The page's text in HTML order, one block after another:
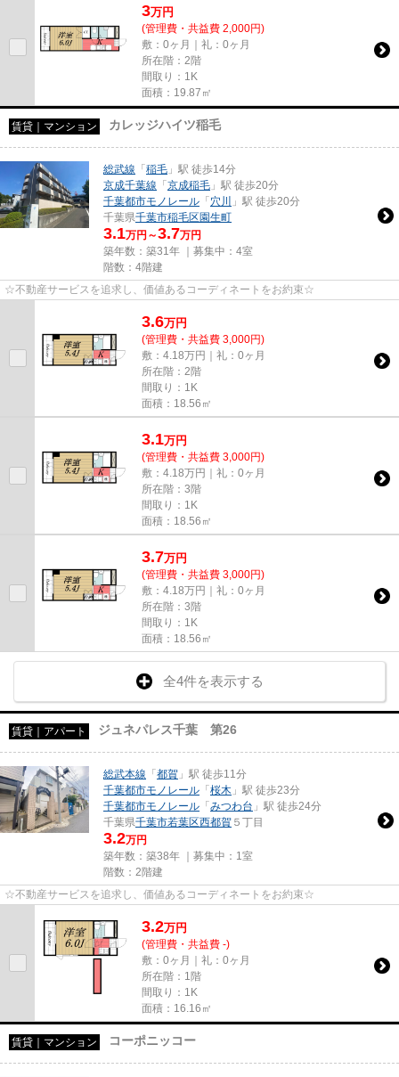
3万円
(管理費・共益費 2,000円)
敷：0ヶ月｜礼：0ヶ月
所在階：2階
間取り：1K
面積：19.87㎡
賃貸｜マンション カレッジハイツ稲毛
総武線 「稲毛 」駅 徒歩14分
京成千葉線 「京成稲毛 」駅 徒歩20分
千葉都市モノレール 「穴川
」駅 徒歩20分
千葉県千葉市稲毛区園生町
3.1万円～3.7万円
築年数：築31年 ｜募集中： 4室
階数：4階建
☆不動産サービスを追求し、価値あるコーディネートをお約束☆
3.6万円
(管理費・共益費 3,000円)
敷：4.18万円｜礼：0ヶ月
所在階：2階
間取り：1K
面積：18.56㎡
3.1万円
(管理費・共益費 3,000円)
敷：4.18万円｜礼：0ヶ月
所在階：3階
間取り：1K
面積：18.56㎡
3.7万円
(管理費・共益費 3,000円)
敷：4.18万円｜礼：0ヶ月
所在階：3階
間取り：1K
面積：18.56㎡
全4件を表示する
賃貸｜アパート ジュネパレス千葉 第26
総武本線 「都賀 」駅 徒歩11分
千葉都市モノレール 「桜木 」駅 徒歩23分
千葉都市モノレール 「みつわ台 」駅 徒歩24分
千葉県千葉市若葉区西都賀 ５丁目
3.2万円
築年数：築38年 ｜募集中： 1室
階数：2階建
☆不動産サービスを追求し、価値あるコーディネートをお約束☆
3.2万円
(管理費・共益費 -)
敷：0ヶ月｜礼：0ヶ月
所在階：1階
間取り：1K
面積：16.16㎡
賃貸｜マンション コーポニッコー